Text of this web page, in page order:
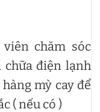
chăm sóc
chữa điện lạnh
mỳ cay để
( nếu có )